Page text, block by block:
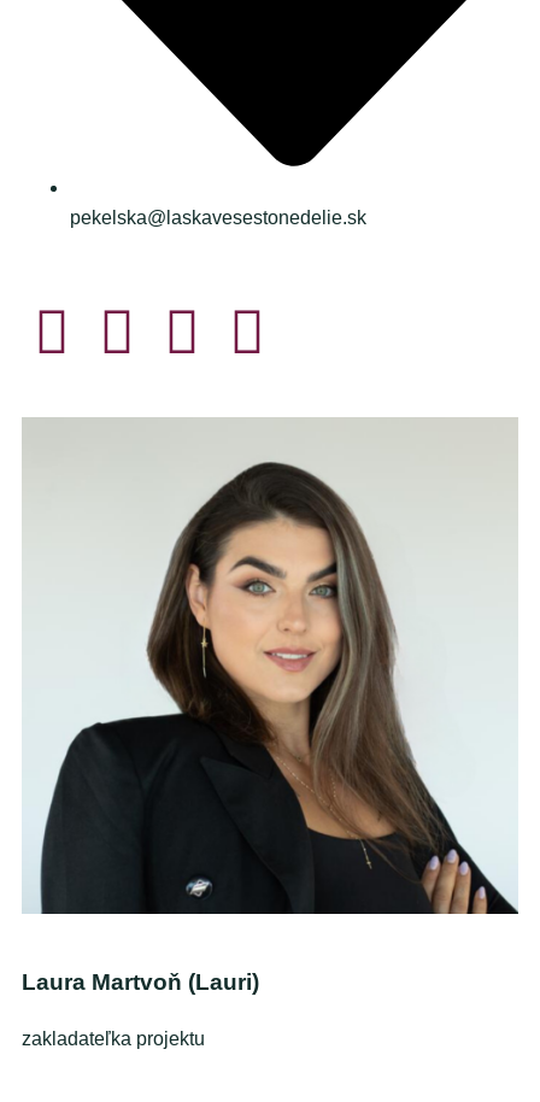
pekelska@laskavesestonedelie.sk
Laura Martvoň (Lauri)
zakladateľka projektu